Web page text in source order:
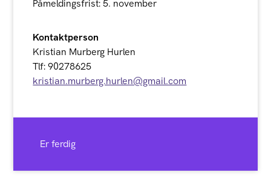
Påmeldingsfrist: 5. november
Kontaktperson
Kristian Murberg Hurlen
Tlf: 90278625
kristian.murberg.hurlen@gmail.com
Er ferdig